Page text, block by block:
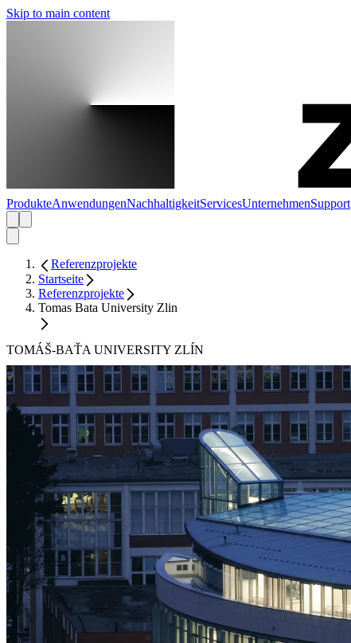
Skip to main content
ProdukteAnwendungenNachhaltigkeitServicesUnternehmenSupport
Referenzprojekte
Startseite
Referenzprojekte
Tomas Bata University Zlin
TOMÁŠ-BAŤA UNIVERSITY ZLÍN